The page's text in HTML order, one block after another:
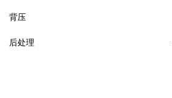
背压
后处理